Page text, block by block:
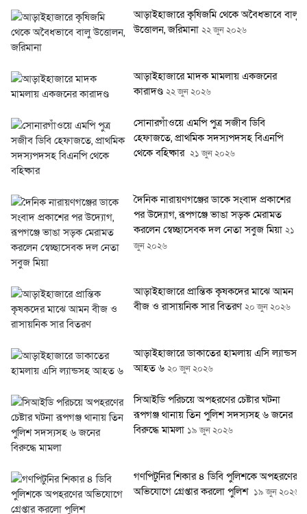
আড়াইহাজারে কৃষিজমি থেকে অবৈধভাবে বালু
উত্তোলন, জরিমানা২২ জুন ২০২৬
আড়াইহাজারে মাদক মামলায় একজনের
কারাদণ্ড২২ জুন ২০২৬
সোনারগাঁওয়ে এমপি পুত্র সজীব ডিবি
হেফাজতে, প্রাথমিক সদস্যপদসহ বিএনপি
থেকে বহিষ্কার২১ জুন ২০২৬
দৈনিক নারায়ণগঞ্জের ডাকে সংবাদ প্রকাশের
পর উদ্যোগ, রূপগঞ্জে ভাঙা সড়ক মেরামত
করলেন স্বেচ্ছাসেবক দল নেতা সবুজ মিয়া২১
জুন ২০২৬
আড়াইহাজারে প্রান্তিক কৃষকদের মাঝে আমন
বীজ ও রাসায়নিক সার বিতরণ২০ জুন ২০২৬
আড়াইহাজারে ডাকাতের হামলায় এসি ল্যান্ডসহ
আহত ৬২০ জুন ২০২৬
সিআইডি পরিচয়ে অপহরণের চেষ্টার ঘটনা
রূপগঞ্জ থানায় তিন পুলিশ সদস্যসহ ৬ জনের
বিরুদ্ধে মামলা ১৯ জুন ২০২৬
গণপিটুনির শিকার ৪ ডিবি পুলিশকে অপহরণের
অভিযোগে গ্রেপ্তার করলো পুলিশ ১৯ জুন ২০২৬